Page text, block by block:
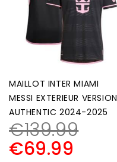
MAILLOT INTER MIAMI
MESSI EXTERIEUR VERSION
AUTHENTIC 2024-2025
€139.99
€69.99